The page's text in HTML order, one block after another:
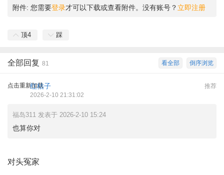
附件: 您需要登录才可以下载或查看附件。没有账号？ 立即注册
顶4 踩
倒序浏览
看全部
全部回复 81
点击重新加载 推荐
红桔子
2026-2-10 21:31:02
福岛311 发表于 2026-2-10 15:24
也算你对
对头冤家